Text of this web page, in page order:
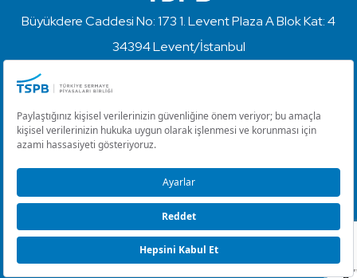
Büyükdere Caddesi No: 173 1. Levent Plaza A Blok Kat: 4
34394 Levent/İstanbul
Türkiye Sermaye Piyasaları Birliği ⋅ Copyright © 2023
Kullanım Koşulları ve Gizlilik
Çerez Ayarlarını Düzenle